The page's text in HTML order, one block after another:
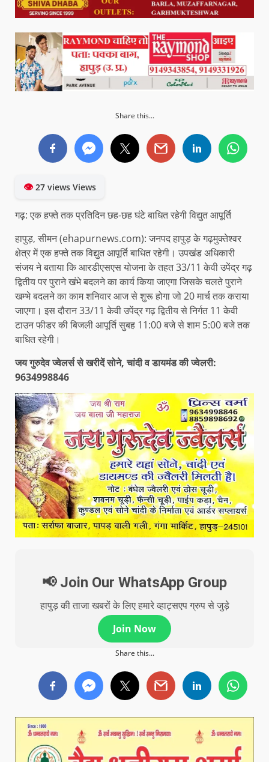
Share this...
👁27 views Views
गढ़: एक हफ्ते तक प्रतिदिन छह-छह घंटे बाधित रहेगी विद्युत आपूर्ति
हापुड़, सीमन (ehapurnews.com): जनपद हापुड़ के गढ़मुक्तेश्वर
क्षेत्र में एक हफ्ते तक विद्युत आपूर्ति बाधित रहेगी। उपखंड अधिकारी
संजय ने बताया कि आरडीएसएस योजना के तहत 33/11 केवी उपेंद्र गढ़
द्वितीय पर पुराने खंभे बदलने का कार्य किया जाएगा जिसके चलते पुराने
खम्भे बदलने का काम शनिवार आज से शुरू होगा जो 20 मार्च तक कराया
जाएगा। इस दौरान 33/11 केवी उपेंद्र गढ़ द्वितीय से निर्गत 11 केवी
टाउन फीडर की बिजली आपूर्ति सुबह 11:00 बजे से शाम 5:00 बजे तक
बाधित रहेगी।
जय गुरुदेव ज्वेलर्स से खरीदें सोने, चांदी व डायमंड की ज्वेलरी:
9634998846
📢 Join Our WhatsApp Group
हापुड़ की ताजा खबरों के लिए हमारे व्हाट्सएप ग्रुप से जुड़े
Join Now
Share this...